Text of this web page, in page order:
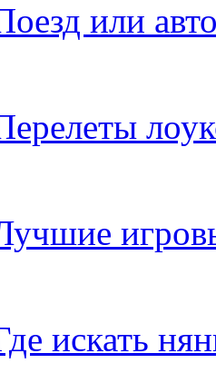
или
искать